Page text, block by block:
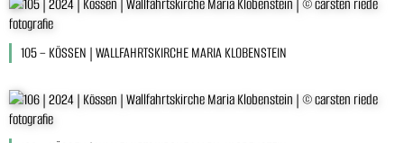
105 – KÖSSEN | WALLFAHRTSKIRCHE MARIA KLOBENSTEIN